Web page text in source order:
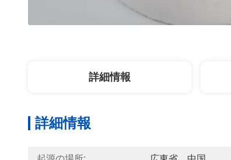
詳細情報
詳細情報